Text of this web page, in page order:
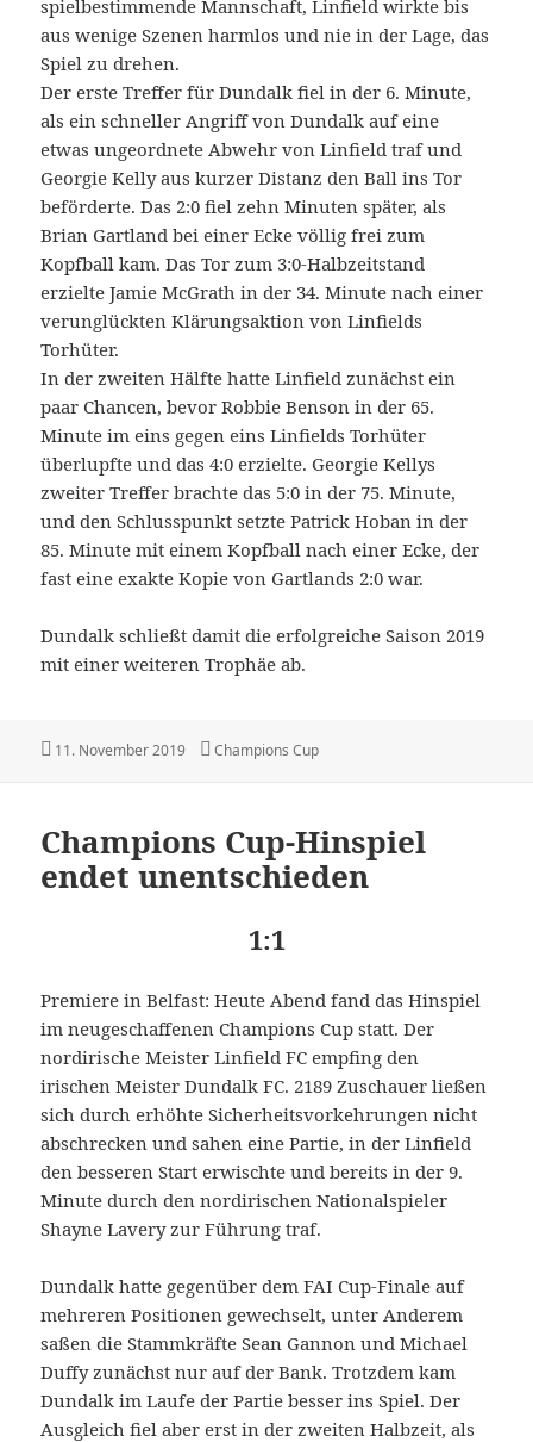
spielbestimmende Mannschaft, Linfield wirkte bis
aus wenige Szenen harmlos und nie in der Lage, das
Spiel zu drehen.
Der erste Treffer für Dundalk fiel in der 6. Minute,
als ein schneller Angriff von Dundalk auf eine
etwas ungeordnete Abwehr von Linfield traf und
Georgie Kelly aus kurzer Distanz den Ball ins Tor
beförderte. Das 2:0 fiel zehn Minuten später, als
Brian Gartland bei einer Ecke völlig frei zum
Kopfball kam. Das Tor zum 3:0-Halbzeitstand
erzielte Jamie McGrath in der 34. Minute nach einer
verunglückten Klärungsaktion von Linfields
Torhüter.
In der zweiten Hälfte hatte Linfield zunächst ein
paar Chancen, bevor Robbie Benson in der 65.
Minute im eins gegen eins Linfields Torhüter
überlupfte und das 4:0 erzielte. Georgie Kellys
zweiter Treffer brachte das 5:0 in der 75. Minute,
und den Schlusspunkt setzte Patrick Hoban in der
85. Minute mit einem Kopfball nach einer Ecke, der
fast eine exakte Kopie von Gartlands 2:0 war.
Dundalk schließt damit die erfolgreiche Saison 2019
mit einer weiteren Trophäe ab.
Veröffentlicht
11. November 2019 Kategorien
Champions Cup
Champions Cup-Hinspiel
endet unentschieden
1:1
Premiere in Belfast: Heute Abend fand das Hinspiel
im neugeschaffenen Champions Cup statt. Der
nordirische Meister Linfield FC empfing den
irischen Meister Dundalk FC. 2189 Zuschauer ließen
sich durch erhöhte Sicherheitsvorkehrungen nicht
abschrecken und sahen eine Partie, in der Linfield
den besseren Start erwischte und bereits in der 9.
Minute durch den nordirischen Nationalspieler
Shayne Lavery zur Führung traf.
Dundalk hatte gegenüber dem FAI Cup-Finale auf
mehreren Positionen gewechselt, unter Anderem
saßen die Stammkräfte Sean Gannon und Michael
Duffy zunächst nur auf der Bank. Trotzdem kam
Dundalk im Laufe der Partie besser ins Spiel. Der
Ausgleich fiel aber erst in der zweiten Halbzeit, als